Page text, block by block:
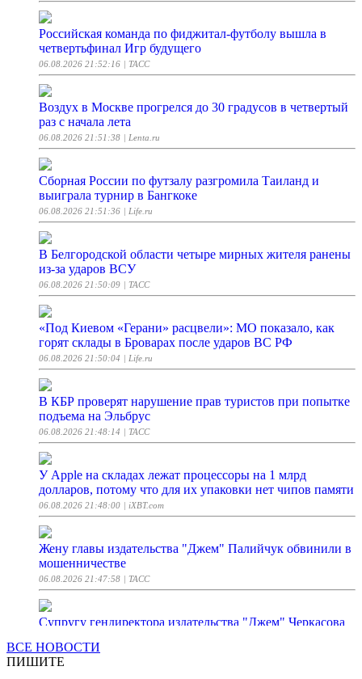
Российская команда по фиджитал-футболу вышла в
четвертьфинал Игр будущего
06.08.2026 21:52:16 | ТАСС
Воздух в Москве прогрелся до 30 градусов в четвертый
раз с начала лета
06.08.2026 21:51:38 | Lenta.ru
Сборная России по футзалу разгромила Таиланд и
выиграла турнир в Бангкоке
06.08.2026 21:51:36 | Life.ru
В Белгородской области четыре мирных жителя ранены
из-за ударов ВСУ
06.08.2026 21:50:09 | ТАСС
«Под Киевом «Герани» расцвели»: МО показало, как
горят склады в Броварах после ударов ВС РФ
06.08.2026 21:50:04 | Life.ru
В КБР проверят нарушение прав туристов при попытке
подъема на Эльбрус
06.08.2026 21:48:14 | ТАСС
У Apple на складах лежат процессоры на 1 млрд
долларов, потому что для их упаковки нет чипов памяти
06.08.2026 21:48:00 | iXBT.com
Жену главы издательства "Джем" Палийчук обвинили в
мошенничестве
06.08.2026 21:47:58 | ТАСС
Супругу гендиректора издательства "Джем" Черкасова
06.08.2026 21:47:58
ВСЕ НОВОСТИ
ПИШИТЕ